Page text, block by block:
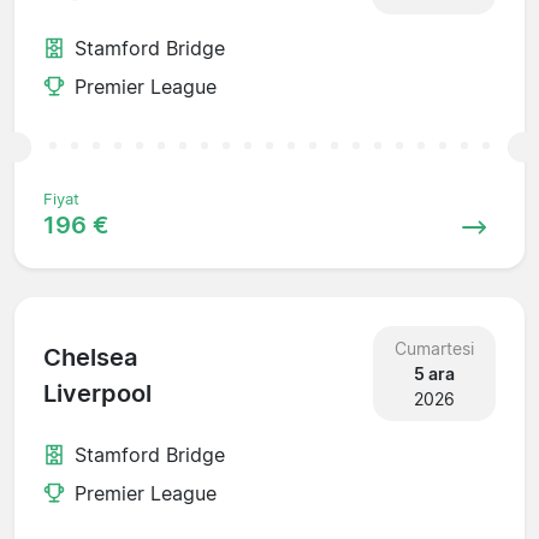
Stamford Bridge
Premier League
Fiyat
196 €
Chelsea
Liverpool
Cumartesi
5 ara
2026
Stamford Bridge
Premier League